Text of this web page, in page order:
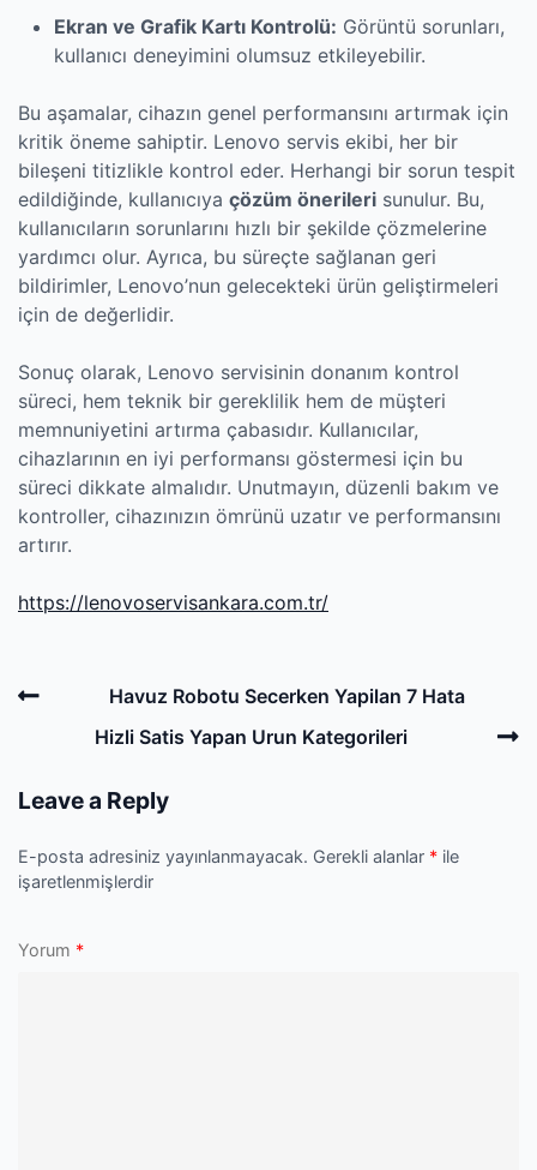
Ekran ve Grafik Kartı Kontrolü: Görüntü sorunları,
kullanıcı deneyimini olumsuz etkileyebilir.
Bu aşamalar, cihazın genel performansını artırmak için
kritik öneme sahiptir. Lenovo servis ekibi, her bir
bileşeni titizlikle kontrol eder. Herhangi bir sorun tespit
edildiğinde, kullanıcıya çözüm önerileri sunulur. Bu,
kullanıcıların sorunlarını hızlı bir şekilde çözmelerine
yardımcı olur. Ayrıca, bu süreçte sağlanan geri
bildirimler, Lenovo’nun gelecekteki ürün geliştirmeleri
için de değerlidir.
Sonuç olarak, Lenovo servisinin donanım kontrol
süreci, hem teknik bir gereklilik hem de müşteri
memnuniyetini artırma çabasıdır. Kullanıcılar,
cihazlarının en iyi performansı göstermesi için bu
süreci dikkate almalıdır. Unutmayın, düzenli bakım ve
kontroller, cihazınızın ömrünü uzatır ve performansını
artırır.
https://lenovoservisankara.com.tr/
Post
navigation
Previous
Havuz Robotu Secerken Yapilan 7 Hata
Hizli Satis Yapan Urun Kategorileri
Leave a Reply
E-posta adresiniz yayınlanmayacak. Gerekli alanlar * ile
işaretlenmişlerdir
Yorum *